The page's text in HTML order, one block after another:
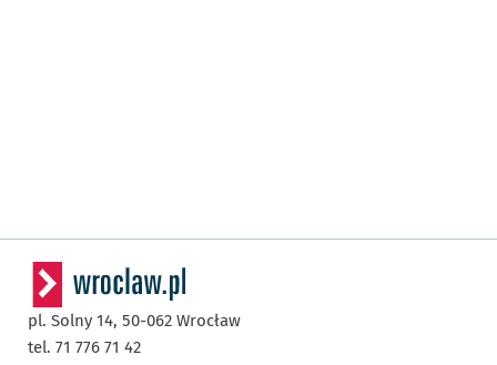
pl. Solny 14, 50-062 Wrocław
tel. 71 776 71 42